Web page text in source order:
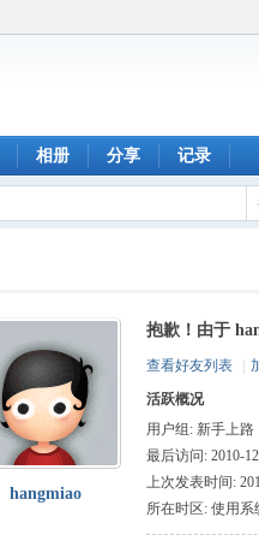
相册 分享 记录
hangmiao
抱歉！由于
查看好友列表
活跃概况
用户组: 新手上路
最后访问: 2010-
上次发表时间:
所在时区: 使用系